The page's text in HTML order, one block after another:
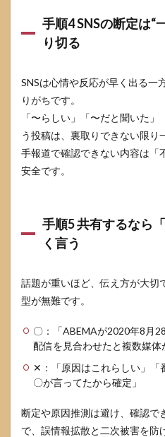
すか
7.4
はど
確認
すれ
ばよ
いで
すか
7.5
イト
やSNS
で断
けま
し
た。
すれ
ばい
すか
まと
め
手順4 SNSの断定は“
り切る
SNSは心情や反応が早く出る一
りがちです。
「〜らしい」「〜だと聞いた
う投稿は、裏取りできない限り
手報道で確認できない内容は「
安全です。
手順5 共有するなら
く言う
話題が重いほど、伝え方が大切
型が無難です。
〇：「ABEMAが2020年8月
配信を見合わせたと複数媒体
✕：「原因はこれらしい」「
〇が言ってたから確定」
断定や原因推測は避け、確認で
で、誤情報拡散と二次被害を防